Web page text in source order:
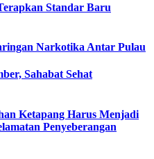
Standar Baru
Narkotika Antar Pulau
Sahabat Sehat
Ketapang Harus Menjadi
Penyeberangan